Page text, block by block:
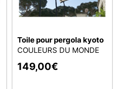
Toile pour pergola kyoto
COULEURS DU MONDE
149,00€